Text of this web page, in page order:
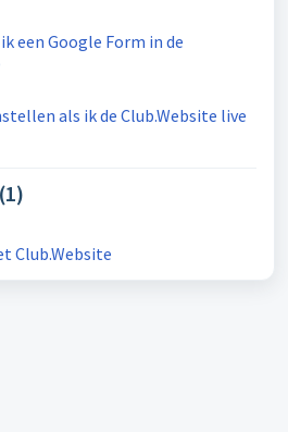
een Google Form in de
als ik de Club.Website live
Club.Website